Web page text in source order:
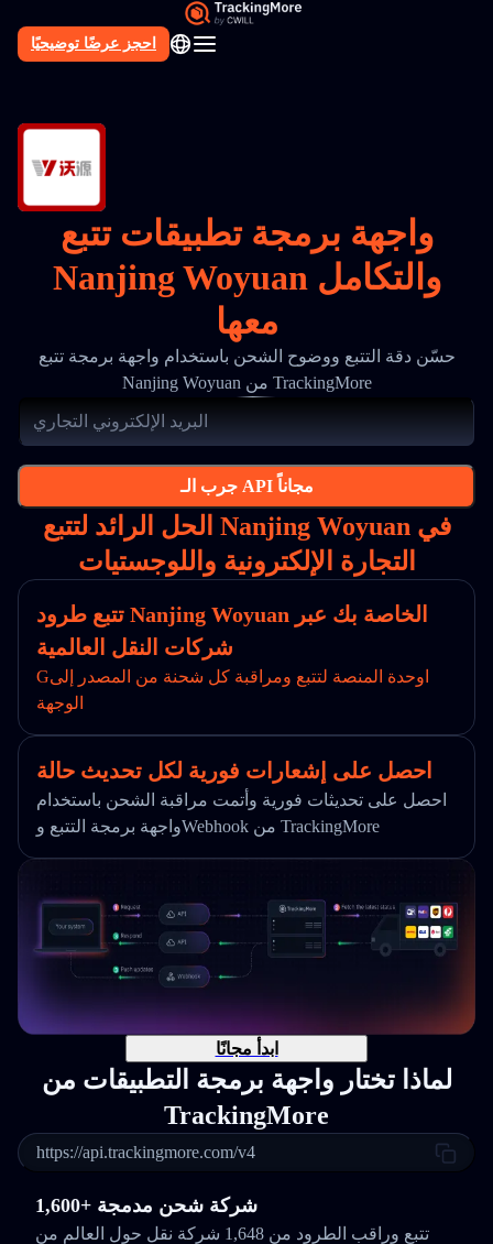
احجز عرضًا توضيحيًا
AR
واجهة برمجة تطبيقات تتبع
Nanjing Woyuan والتكامل
معها
حسّن دقة التتبع ووضوح الشحن باستخدام واجهة برمجة تتبع
Nanjing Woyuan من TrackingMore
جرب الـ API مجاناً
الحل الرائد لتتبع Nanjing Woyuan في
التجارة الإلكترونية واللوجستيات
تتبع طرود Nanjing Woyuan الخاصة بك عبر
شركات النقل العالمية
Gاوحدة المنصة لتتبع ومراقبة كل شحنة من المصدر إلى
الوجهة
احصل على إشعارات فورية لكل تحديث حالة
احصل على تحديثات فورية وأتمت مراقبة الشحن باستخدام
واجهة برمجة التتبع وWebhook من TrackingMore
ابدأ مجانًا
لماذا تختار واجهة برمجة التطبيقات من
TrackingMore
https://api.trackingmore.com/v4
1,600+ شركة شحن مدمجة
تتبع وراقب الطرود من 1,648 شركة نقل حول العالم من